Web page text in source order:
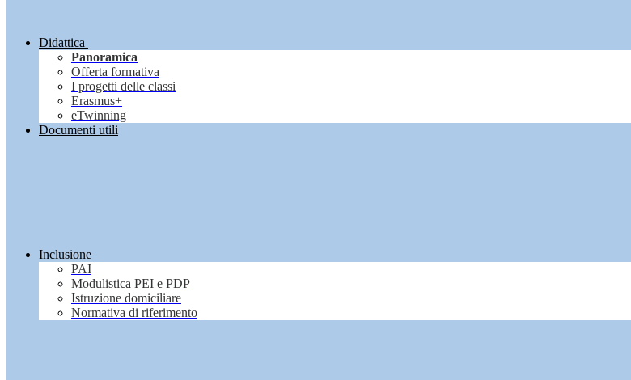
Didattica
Panoramica
Offerta formativa
I progetti delle classi
Erasmus+
eTwinning
Documenti utili
Inclusione
PAI
Modulistica PEI e PDP
Istruzione domiciliare
Normativa di riferimento